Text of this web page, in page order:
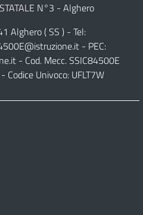
N°3 - Alghero
Alghero ( SS ) - Tel:
- PEC:
- Cod. Mecc. SSIC84500E
Univoco: UFLT7W